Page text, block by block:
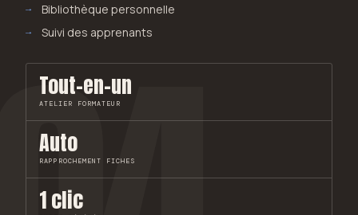
Bibliothèque personnelle
Suivi des apprenants
Tout-en-un
ATELIER FORMATEUR
Auto
RAPPROCHEMENT FICHES
1 clic